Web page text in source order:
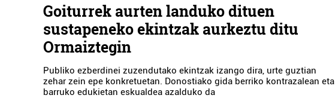
Goiturrek aurten landuko dituen
sustapeneko ekintzak aurkeztu ditu
Ormaiztegin
Publiko ezberdinei zuzendutako ekintzak izango dira, urte guztian
zehar zein epe konkretuetan. Donostiako gida berriko kontrazalean eta
barruko edukietan eskualdea azalduko da